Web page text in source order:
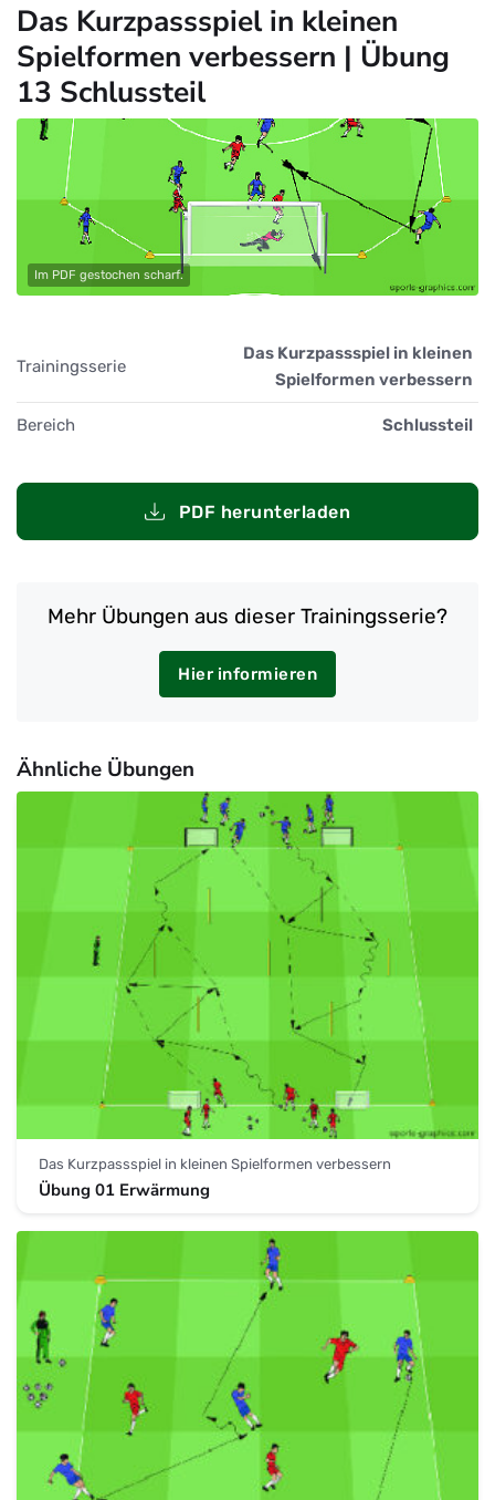
Das Kurzpassspiel in kleinen
Spielformen verbessern | Übung
13 Schlussteil
Im PDF gestochen scharf.
Trainingsserie
Das Kurzpassspiel in kleinen
Spielformen verbessern
Bereich Schlussteil
PDF herunterladen
Mehr Übungen aus dieser Trainingsserie?
Hier informieren
Ähnliche Übungen
Das Kurzpassspiel in kleinen Spielformen verbessern
Übung 01 Erwärmung